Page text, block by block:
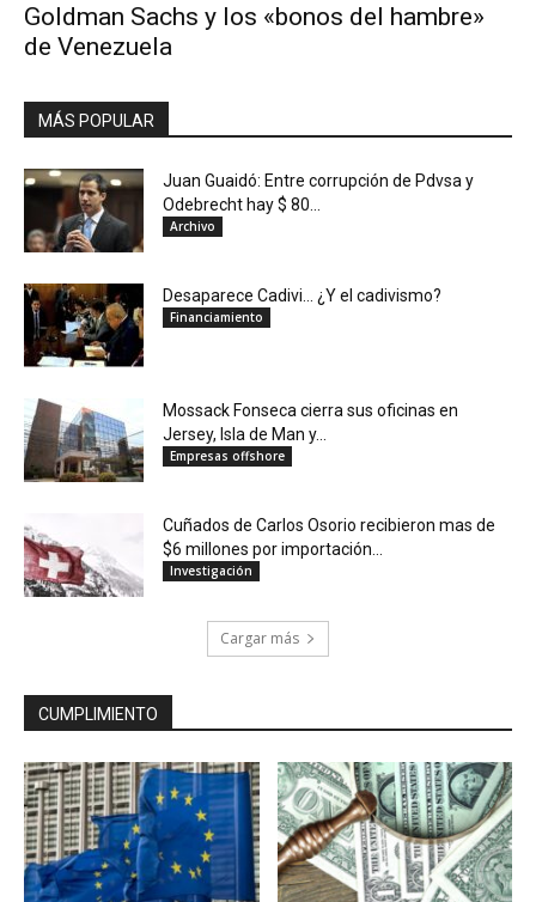
Goldman Sachs y los «bonos del hambre»
de Venezuela
MÁS POPULAR
Juan Guaidó: Entre corrupción de Pdvsa y
Odebrecht hay $ 80...
Archivo
Desaparece Cadivi… ¿Y el cadivismo?
Financiamiento
Mossack Fonseca cierra sus oficinas en
Jersey, Isla de Man y...
Empresas offshore
Cuñados de Carlos Osorio recibieron mas de
$6 millones por importación...
Investigación
Cargar más
CUMPLIMIENTO